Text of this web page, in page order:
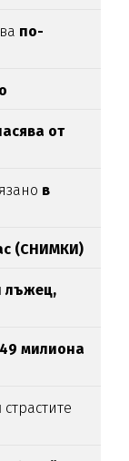
по-
от
в
(СНИМКИ)
лъжец,
милиона
страстите